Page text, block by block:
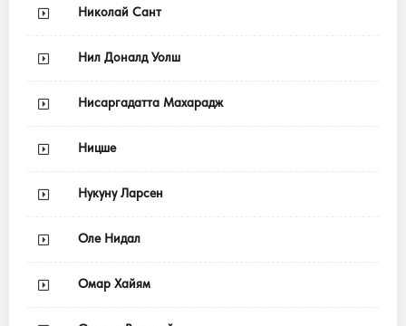
Николай Сант
Нил Доналд Уолш
Нисаргадатта Махарадж
Ницше
Нукуну Ларсен
Оле Нидал
Омар Хайям